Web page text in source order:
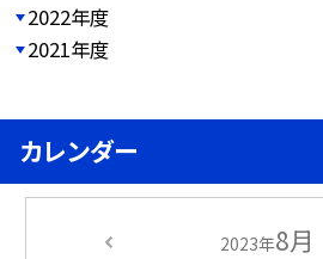
2022年度
2021年度
カレンダー
2023年8月